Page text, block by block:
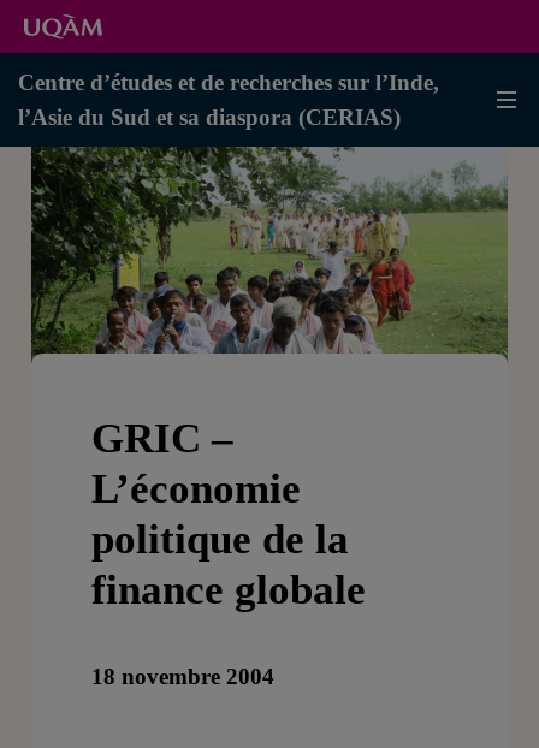
Centre d’études et de recherches sur l’Inde,
l’Asie du Sud et sa diaspora (CERIAS)
GRIC –
L’économie
politique de la
finance globale
18 novembre 2004